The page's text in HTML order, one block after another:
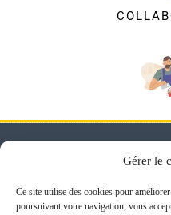
Gérer le
Ce site utilise des cookies pour
poursuivant votre navigation, vous